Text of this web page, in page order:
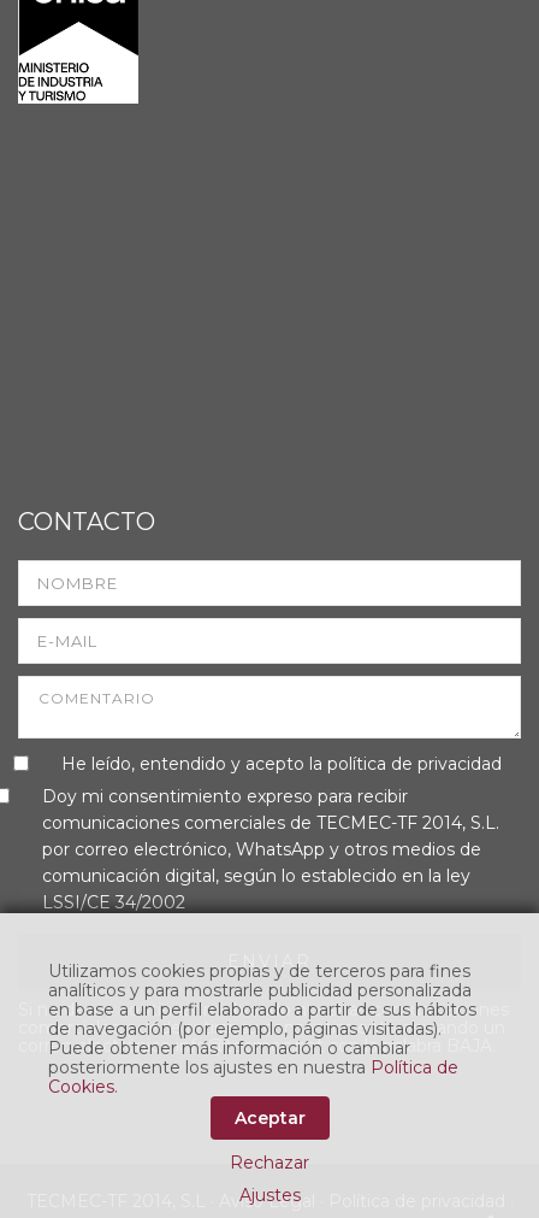
CONTACTO
He leído, entendido y acepto la política de privacidad
Doy mi consentimiento expreso para recibir
comunicaciones comerciales de TECMEC-TF 2014, S.L.
por correo electrónico, WhatsApp y otros medios de
comunicación digital, según lo establecido en la ley
LSSI/CE 34/2002
ENVIAR
Si no desea continuar recibiendo nuestras comunicaciones
comerciales, puede retirar su consentimiento enviando un
correo electrónicoinfo@tecmec.net con la palabra BAJA.
Aviso Legal
Utilizamos cookies propias y de terceros para fines
analíticos y para mostrarle publicidad personalizada
en base a un perfil elaborado a partir de sus hábitos
de navegación (por ejemplo, páginas visitadas).
Puede obtener más información o cambiar
posteriormente los ajustes en nuestra Política de
Cookies.
Aceptar
Rechazar
Ajustes